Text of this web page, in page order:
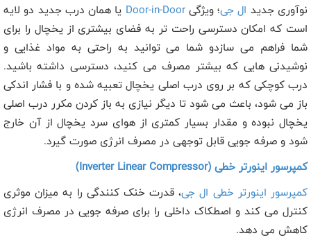
نوآوری جدید ال جی؛ ویژگیDoor-in-Door یا همان درب جدید دو لایه
است که امکان دسترسی راحت تر به فضای بیشتری از یخچال را برای
شما فراهم می سازدو شما می توانید به راحتی به مواد غذایی و
نوشیدنی هایی که بیشتر مصرف می کنید، دسترسی داشته باشید.
درب کوچکی که بر روی درب اصلی یخچال تعبیه شده و با فشار اندکی
باز می شود، باعث می شود تا دیگر نیازی به باز کردن مکرر درب اصلی
یخچال نبوده و مقدار بسیار کمتری از هوای سرد یخچال از آن خارج
شود و صرفه جویی قابل توجهی در مصرف انرژی صورت گیرد.
کمپرسور اینورتر خطی (Inverter Linear Compressor
)
کمپرسور اینورتر خطی ال جی، قدرت خنک کنندگی را به میزان موثری
کنترل می کند و اصطکاک داخلی را برای صرفه جویی در مصرف انرژی
کاهش می دهد.